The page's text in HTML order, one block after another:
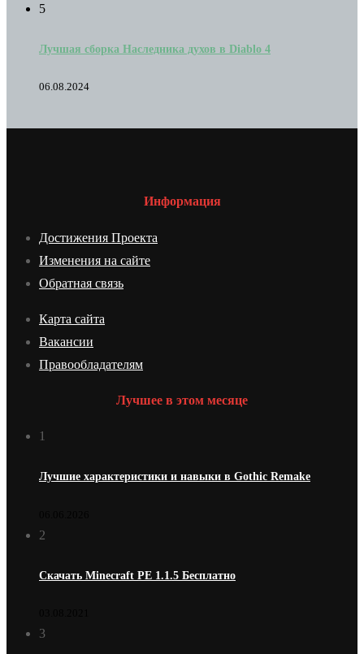
5
Лучшая сборка Наследника духов в Diablo 4
06.08.2024
Информация
Достижения Проекта
Изменения на сайте
Обратная связь
Карта сайта
Вакансии
Правообладателям
Лучшее в этом месяце
1
Лучшие характеристики и навыки в Gothic Remake
2
Скачать Minecraft PE 1.1.5 Бесплатно
3